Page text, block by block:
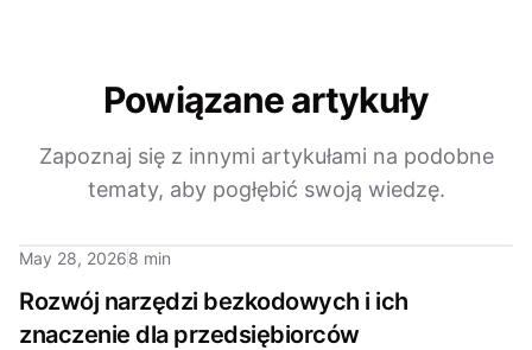
Powiązane artykuły
Zapoznaj się z innymi artykułami na podobne
tematy, aby pogłębić swoją wiedzę.
May 28, 20268 min
Rozwój narzędzi bezkodowych i ich
znaczenie dla przedsiębiorców